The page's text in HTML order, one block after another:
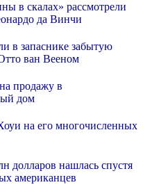
в скалах» рассмотрели
да Винчи
в запаснике забытую
ван Вееном
продажу в
дом
на его многочисленных
долларов нашлась спустя
американцев